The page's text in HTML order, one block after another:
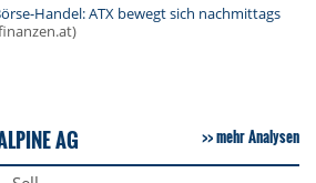
Handel: ATX bewegt sich nachmittags
AG mehr Analysen